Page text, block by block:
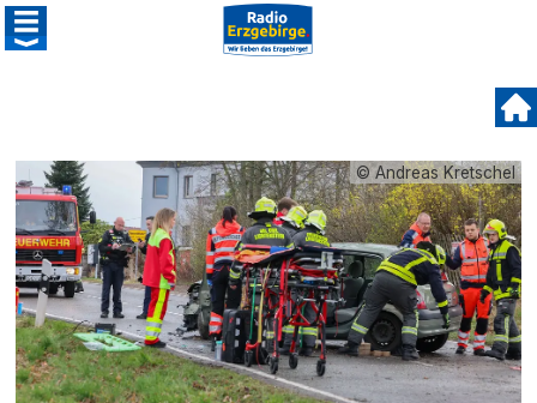
© Andreas Kretschel